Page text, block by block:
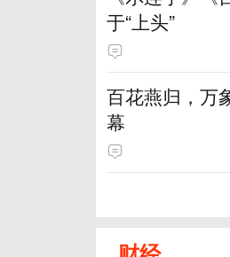
于“上头”
百花燕归，万
幕